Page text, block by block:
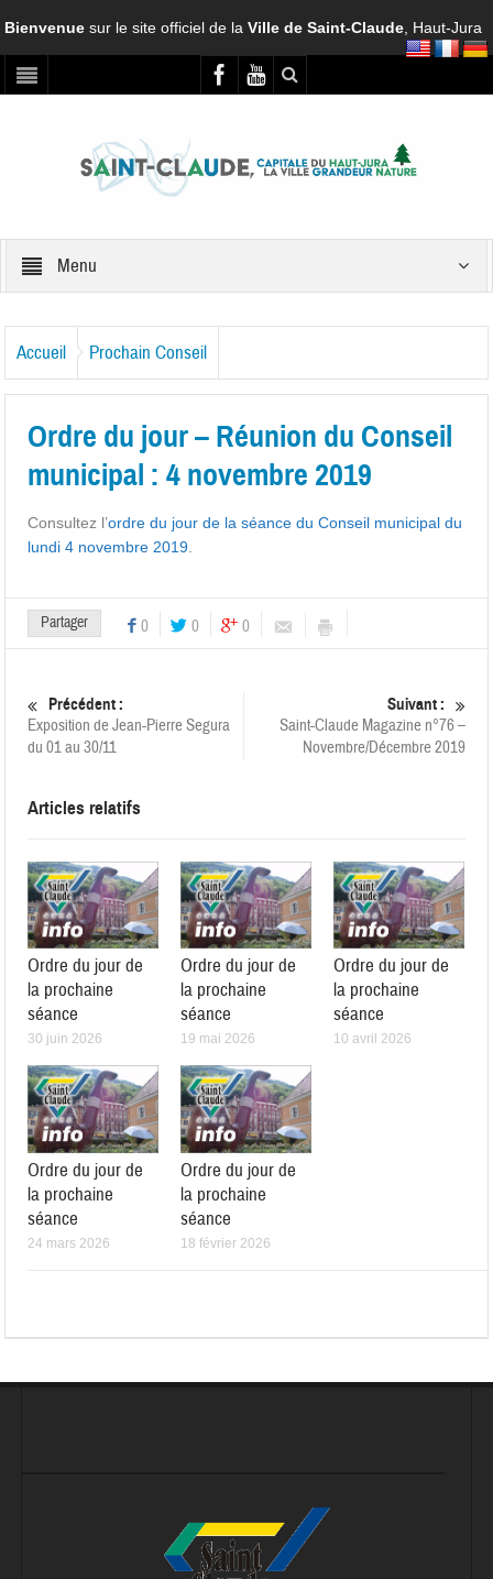
Bienvenuesur le site officiel de laVille de Saint-Claude , Haut-Jura
Menu
Accueil Prochain Conseil
Ordre du jour – Réunion du Conseil
municipal : 4 novembre 2019
Consultez l’ordre du jour de la séance du Conseil municipal du
lundi 4 novembre 2019
Partager 0 0 0
Précédent :
Exposition de Jean-Pierre Segura
du 01 au 30/11
Suivant :
Saint-Claude Magazine n°76 –
Novembre/Décembre 2019
Articles relatifs
Ordre du jour de
la prochaine
séance
30 juin 2026
Ordre du jour de
la prochaine
séance
19 mai 2026
Ordre du jour de
la prochaine
séance
10 avril 2026
Ordre du jour de
la prochaine
séance
24 mars 2026
Ordre du jour de
la prochaine
séance
18 février 2026